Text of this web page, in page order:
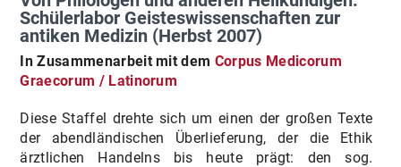
Schülerlabor Geisteswissenschaften zur
antiken Medizin (Herbst 2007)
In Zusammenarbeit mit dem Corpus Medicorum
Graecorum / Latinorum
Diese Staffel drehte sich um einen der großen Texte
der abendländischen Überlieferung, der die Ethik
ärztlichen Handelns bis heute prägt: den sog.